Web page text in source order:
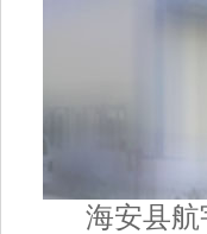
海安县航